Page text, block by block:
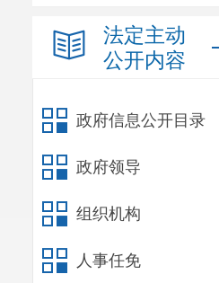
法定主动
公开内容
政府信息公开目录
政府领导
组织机构
人事任免